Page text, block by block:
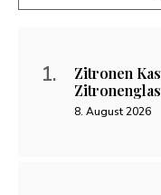
Zitronen
8. August 2026